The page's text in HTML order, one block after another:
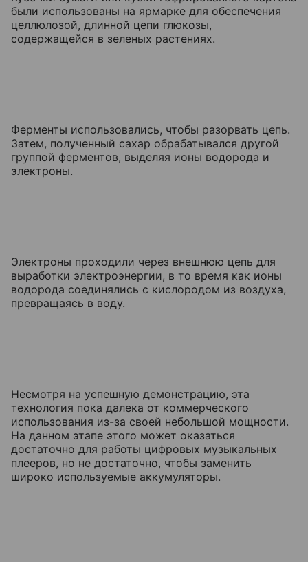
были использованы на ярмарке для обеспечения
целлюлозой, длинной цепи глюкозы,
содержащейся в зеленых растениях.
Ферменты использовались, чтобы разорвать цепь.
Затем, полученный сахар обрабатывался другой
группой ферментов, выделяя ионы водорода и
электроны.
Электроны проходили через внешнюю цепь для
выработки электроэнергии, в то время как ионы
водорода соединялись с кислородом из воздуха,
превращаясь в воду.
Несмотря на успешную демонстрацию, эта
технология пока далека от коммерческого
использования из-за своей небольшой мощности.
На данном этапе этого может оказаться
достаточно для работы цифровых музыкальных
плееров, но не достаточно, чтобы заменить
широко используемые аккумуляторы.